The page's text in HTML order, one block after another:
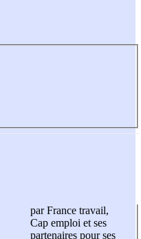
par France travail,
Cap emploi et ses
partenaires pour ses